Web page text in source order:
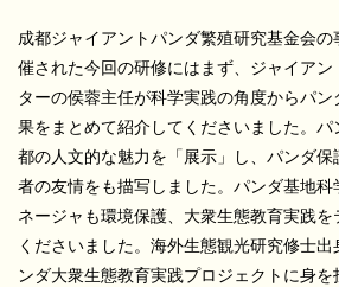
成都ジャイアントパンダ繁殖研究基金会
催された今回の研修にはまず、ジャイア
ターの侯蓉主任が科学実践の角度からパ
果をまとめて紹介してくださいました。
都の人文的な魅力を「展示」し、パンダ
者の友情をも描写しました。パンダ基地
ネージャも環境保護、大衆生態教育実践
くださいました。海外生態観光研究修士
ンダ大衆生態教育実践プロジェクトに身